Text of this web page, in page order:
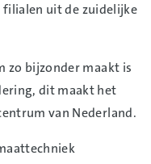
uit de zuidelijke
bijzonder maakt is
dit maakt het
van Nederland.